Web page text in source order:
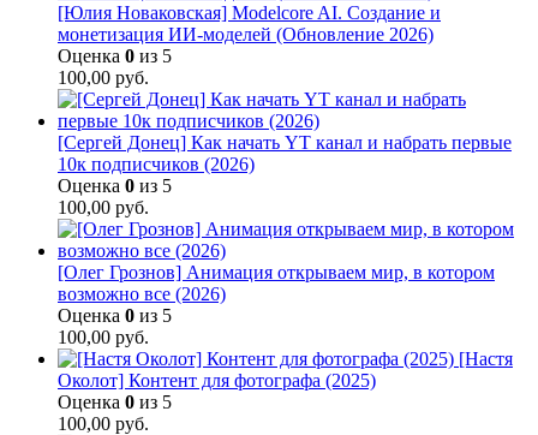
[Юлия Новаковская] Modelcore AI. Создание и
монетизация ИИ-моделей (Обновление 2026)
Оценка 0 из 5
100,00 руб.
[Сергей Донец] Как начать YT канал и набрать первые
10к подписчиков (2026)
Оценка 0 из 5
100,00 руб.
[Олег Грознов] Анимация открываем мир, в котором
возможно все (2026)
Оценка 0 из 5
100,00 руб.
[Настя
Околот] Контент для фотографа (2025)
Оценка 0 из 5
100,00 руб.